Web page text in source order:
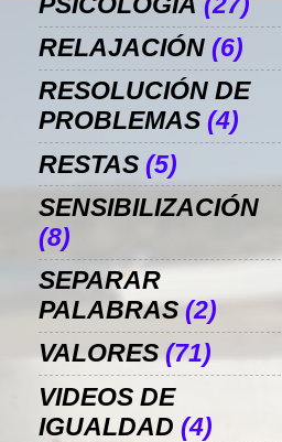
RELAJACIÓN (6)
RESOLUCIÓN DE
PROBLEMAS (4)
RESTAS (5)
SENSIBILIZACIÓN
(8)
SEPARAR
PALABRAS (2)
VALORES (71)
VIDEOS DE
IGUALDAD (4)